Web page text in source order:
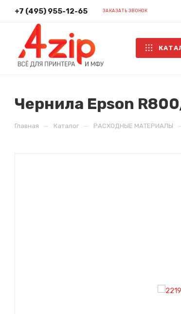
+7 (495) 955-12-65 ЗАКАЗАТЬ ЗВОНОК
Чернила Epson
Главная — Каталог — РАСХОДНЫЕ МАТЕРИАЛЫ